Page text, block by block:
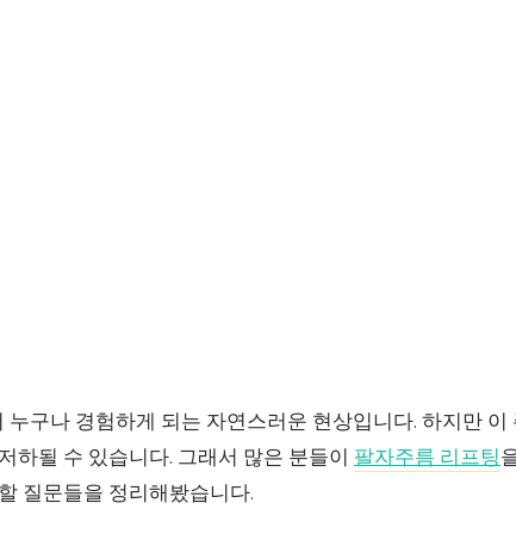
구나 경험하게 되는 자연스러운 현상입니다. 하지만
하될 수 있습니다. 그래서 많은 분들이 팔자주름 리프팅
질문들을 정리해봤습니다.